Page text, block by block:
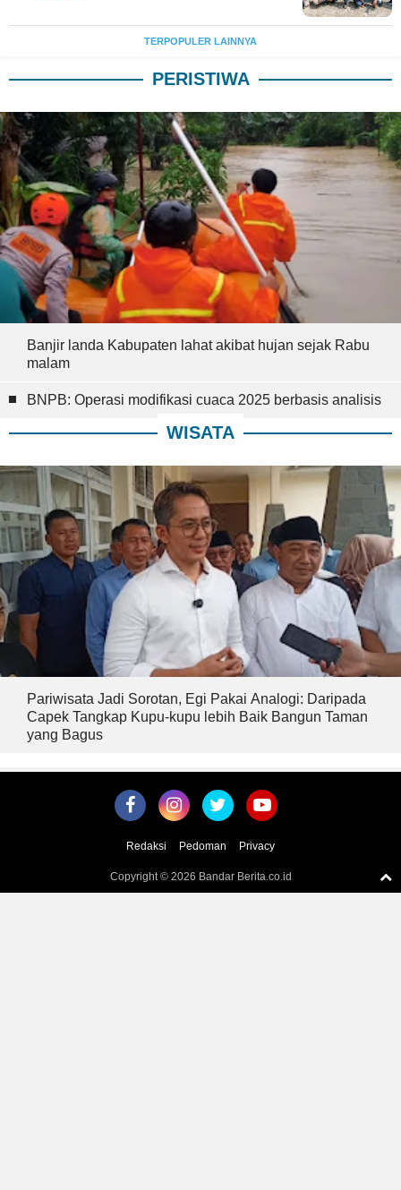
TERPOPULER LAINNYA
PERISTIWA
Banjir landa Kabupaten lahat akibat hujan sejak Rabu
malam
BNPB: Operasi modifikasi cuaca 2025 berbasis analisis
WISATA
Pariwisata Jadi Sorotan, Egi Pakai Analogi: Daripada
Capek Tangkap Kupu-kupu lebih Baik Bangun Taman
yang Bagus
Redaksi Pedoman Privacy
Copyright © 2026 Bandar Berita.co.id